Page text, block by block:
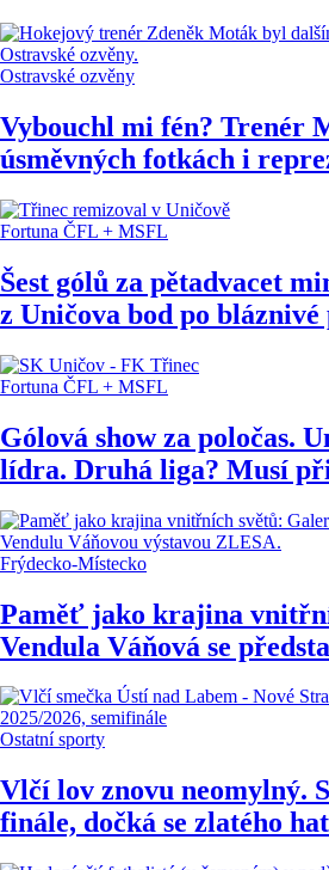
Ostravské ozvěny
Vybouchl mi fén? Trenér
úsměvných fotkách i
Fortuna ČFL + MSFL
Šest gólů za pětadvacet
z Uničova bod po bláznivé
Fortuna ČFL + MSFL
Gólová show za poločas.
lídra. Druhá liga? Musí
Frýdecko-Místecko
Paměť jako krajina
Vendula Váňová se
Ostatní sporty
Vlčí lov znovu neomylný.
finále, dočká se zlatého